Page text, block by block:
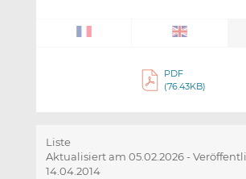
PDF
(76.43KB)
Liste
Aktualisiert am 05.02.2026 -
14.04.2014